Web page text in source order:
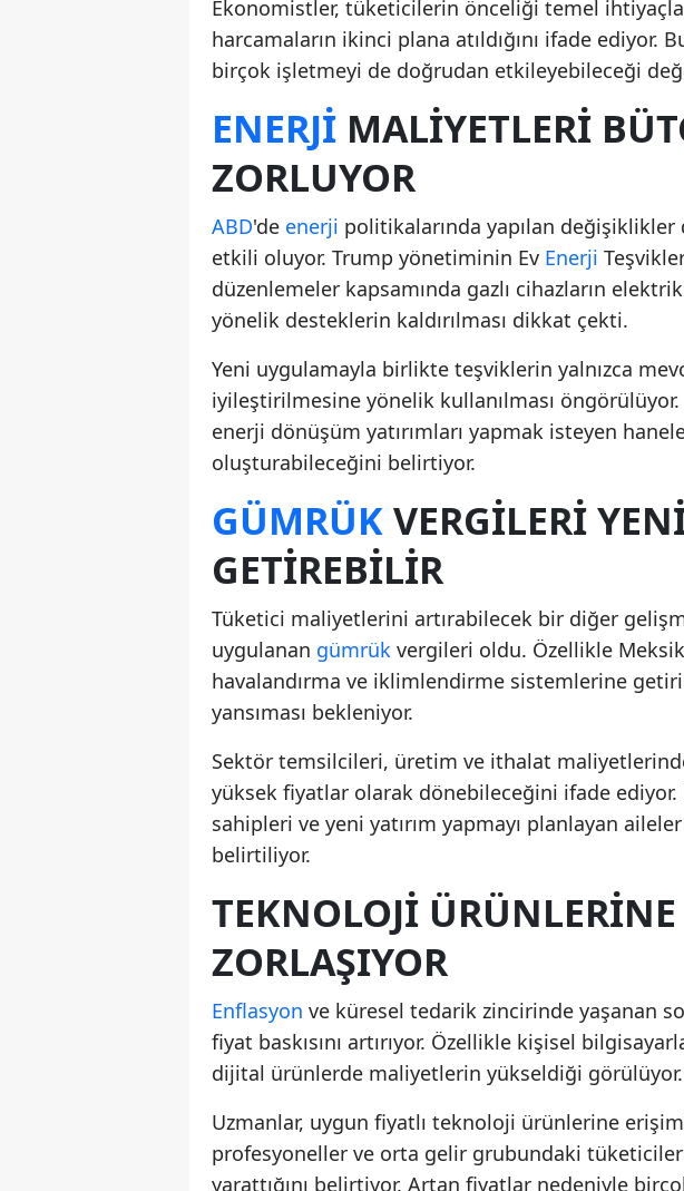
Ekonomistler, tüketicilerin önceliği temel
harcamaların ikinci plana atıldığını ifade
birçok işletmeyi de doğrudan etkileyebileceği
ENERJI MALIYETLERI
ZORLUYOR
ABD'de enerji politikalarında yapılan
etkili oluyor. Trump yönetiminin Ev Enerji
düzenlemeler kapsamında gazlı cihazların
yönelik desteklerin kaldırılması dikkat çekti.
Yeni uygulamayla birlikte teşviklerin yalnızca
iyileştirilmesine yönelik kullanılması
enerji dönüşüm yatırımları yapmak isteyen
oluşturabileceğini belirtiyor.
GÜMRÜKVERGILERI
GETIREBILIR
Tüketici maliyetlerini artırabilecek bir diğer
uygulanan gümrük vergileri oldu. Özellikle
havalandırma ve iklimlendirme sistemlerine
yansıması bekleniyor.
Sektör temsilcileri, üretim ve ithalat
yüksek fiyatlar olarak dönebileceğini ifade
sahipleri ve yeni yatırım yapmayı planlayan
belirtiliyor.
TEKNOLOJI
ZORLAŞIYOR
Enflasyon ve küresel tedarik zincirinde yaşanan
fiyat baskısını artırıyor. Özellikle kişisel
dijital ürünlerde maliyetlerin yükseldiği görülüyor.
Uzmanlar, uygun fiyatlı teknoloji ürünlerine
profesyoneller ve orta gelir grubundaki tüketiciler
yarattığını belirtiyor. Artan fiyatlar nedeniyle